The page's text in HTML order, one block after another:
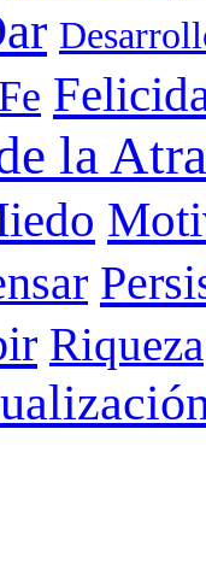
Fe
la
Riqueza